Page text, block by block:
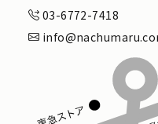
03-6772-7418